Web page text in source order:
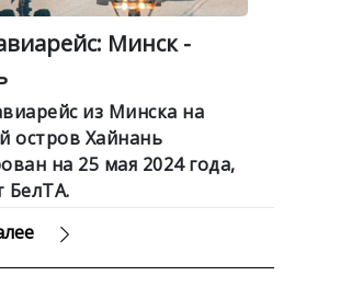
Минск -
из Минска на
остров Хайнань
на 25 мая 2024 года,
БелТА.